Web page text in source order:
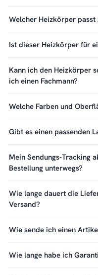
Welcher Heizkörper passt
Ist dieser Heizkörper für
Kann ich den Heizkörper
ich einen Fachmann?
Welche Farben und
Gibt es einen passenden
Mein Sendungs-Tracking
Bestellung unterwegs?
Wie lange dauert die
Versand?
Wie sende ich einen
Wie lange habe ich